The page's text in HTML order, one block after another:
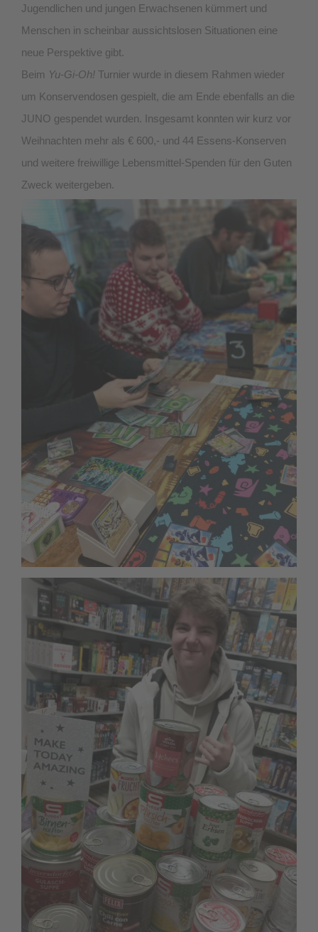
Jugendlichen und jungen Erwachsenen kümmert und
Menschen in scheinbar aussichtslosen Situationen eine
neue Perspektive gibt.
Beim Yu-Gi-Oh! Turnier wurde in diesem Rahmen wieder
um Konservendosen gespielt, die am Ende ebenfalls an die
JUNO gespendet wurden. Insgesamt konnten wir kurz vor
Weihnachten mehr als € 600,- und 44 Essens-Konserven
und weitere freiwillige Lebensmittel-Spenden für den Guten
Zweck weitergeben.